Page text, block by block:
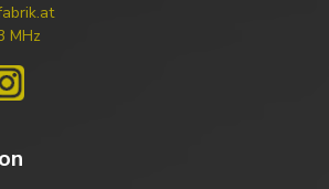
MHz